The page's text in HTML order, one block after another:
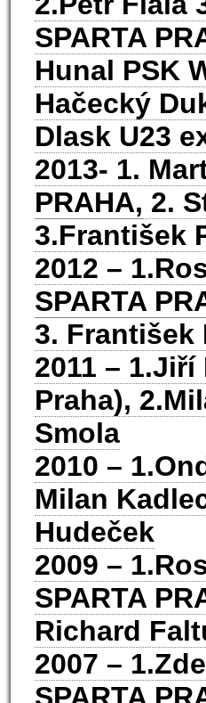
SPARTA
Hunal PSK
Hačecký
Dlask U23
2013- 1.
PRAHA, 2.
3.František
2012 –
SPARTA
3. František
2011 –
Praha),
Smola
2010 –
Milan
Hudeček
2009 –
SPARTA
Richard
2007 –